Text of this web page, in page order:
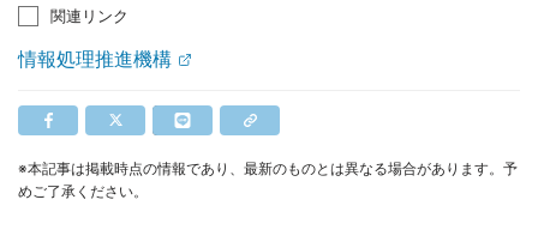
関連リンク
情報処理推進機構
※本記事は掲載時点の情報であり、最新のものとは異なる場合があります。予
めご了承ください。